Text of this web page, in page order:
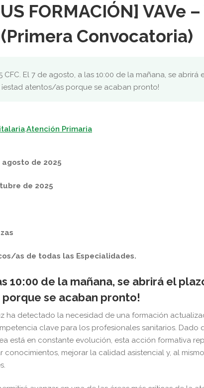
FORMACIÓN] VAVe
Convocatoria)
CFC. El 7 de agosto, a las 10:00 de la mañana, se abrirá
atentos/as porque se acaban pronto!
,Atención Primaria
agosto de 2025
de 2025
as de todas las Especialidades.
10:00 de la mañana, se abrirá el
se acaban pronto!
ha detectado la necesidad de una formación
clave para los profesionales sanitarios. Dado
está en constante evolución, esta acción formativa
mejorar la calidad asistencial y, al